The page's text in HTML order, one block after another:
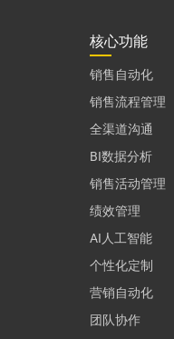
核心功能
销售自动化
销售流程管理
全渠道沟通
BI数据分析
销售活动管理
绩效管理
AI人工智能
个性化定制
营销自动化
团队协作